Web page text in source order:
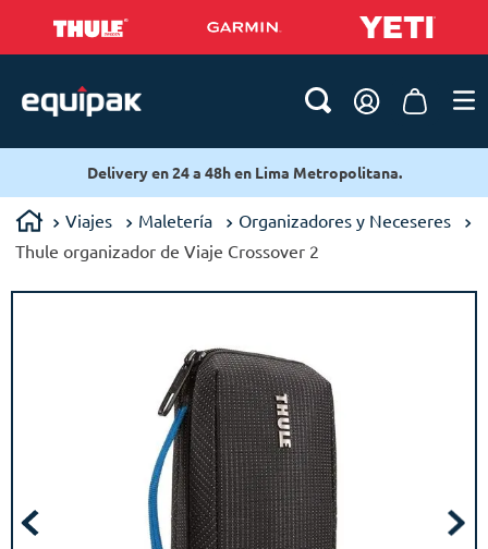
Delivery en 24 a 48h en Lima Metropolitana.
Viajes Maletería
Organizadores y Neceseres
Thule organizador de Viaje Crossover 2